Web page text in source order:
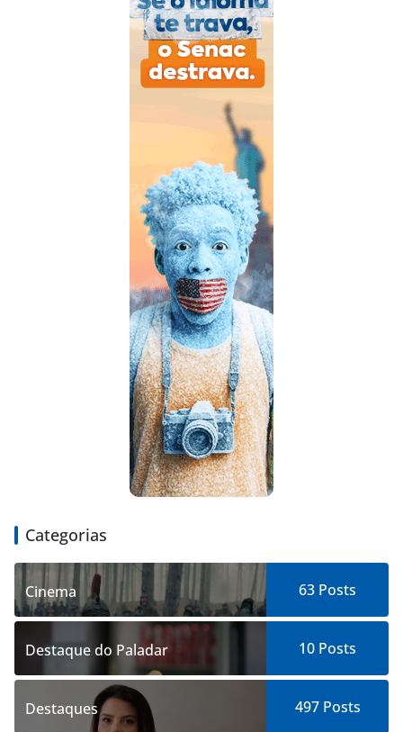
Categorias
Cinema 63 Posts
Destaque do Paladar 10 Posts
Destaques 497Posts